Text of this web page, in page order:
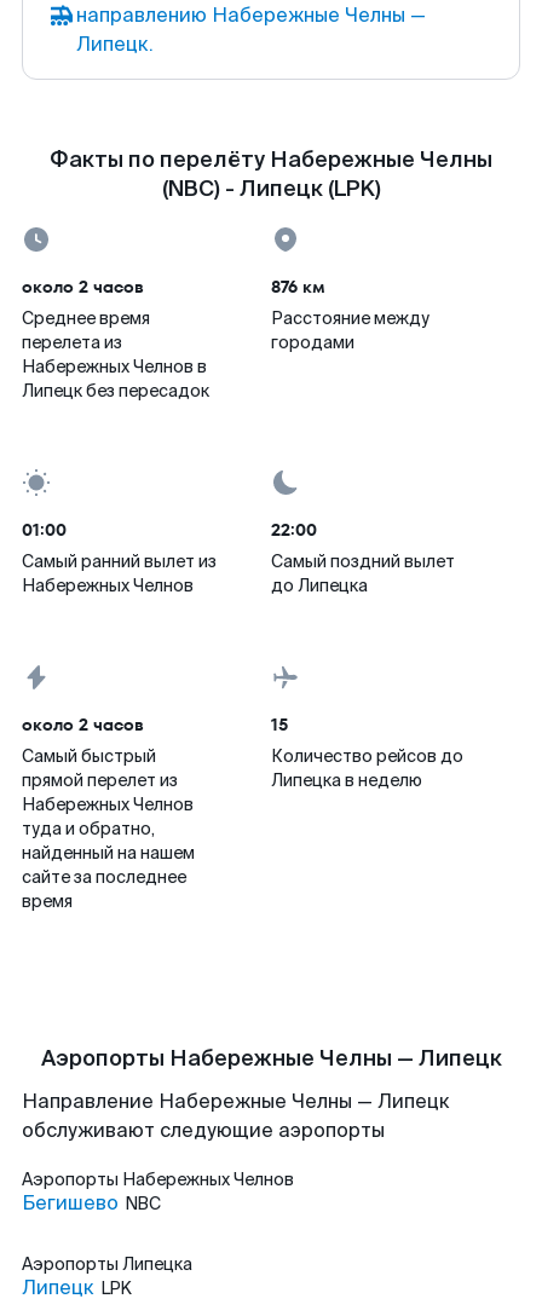
направлению Набережные Челны —
Липецк.
Факты по перелёту Набережные Челны
(NBC) - Липецк (LPK)
около 2 часов
Среднее время
перелета из
Набережных Челнов в
Липецк без пересадок
876 км
Расстояние между
городами
01:00
Самый ранний вылет из
Набережных Челнов
22:00
Самый поздний вылет
до Липецка
около 2 часов
Самый быстрый
прямой перелет из
Набережных Челнов
туда и обратно,
найденный на нашем
сайте за последнее
время
15
Количество рейсов до
Липецка в неделю
Аэропорты Набережные Челны — Липецк
Направление Набережные Челны — Липецк
обслуживают следующие аэропорты
Аэропорты Набережных Челнов
Бегишево NBC
Аэропорты Липецка
Липецк LPK